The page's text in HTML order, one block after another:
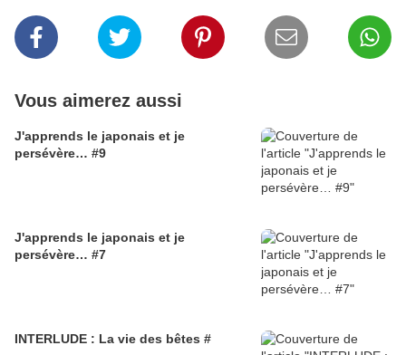
Vous aimerez aussi
J'apprends le japonais et je
persévère… #9
J'apprends le japonais et je
persévère… #7
INTERLUDE : La vie des bêtes #